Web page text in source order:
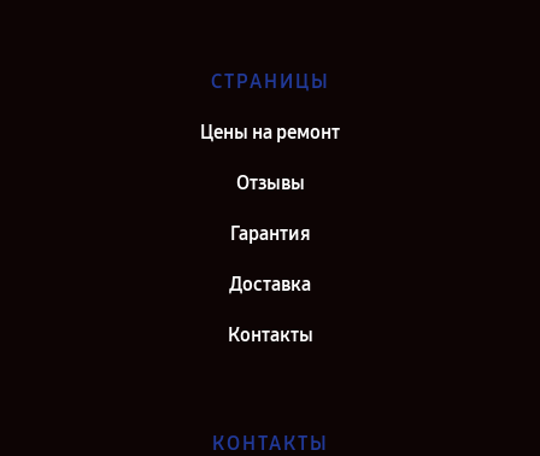
СТРАНИЦЫ
Цены на ремонт
Отзывы
Гарантия
Доставка
Контакты
КОНТАКТЫ